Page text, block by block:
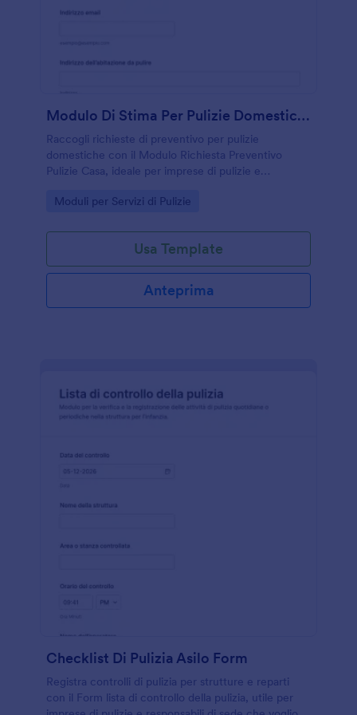
Modulo Di Stima Per Pulizie Domestiche
Raccogli richieste di preventivo per pulizie
domestiche con il Modulo Richiesta Preventivo
Pulizie Casa, ideale per imprese di pulizie e
dati e la gestione delle risposte.
Go to Category:
Moduli per Servizi di Pulizie
Usa Template
Anteprima
Checklist Di Pulizia Asilo Form
Registra controlli di pulizia per strutture e reparti
con il Form lista di controllo della pulizia, utile per